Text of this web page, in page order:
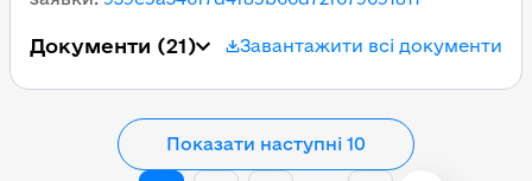
Документи (21) Завантажити всі документи
Показати наступні 10